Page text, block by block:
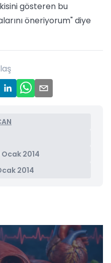
gösteren bu
öneriyorum" diye
Ocak 2014
2014